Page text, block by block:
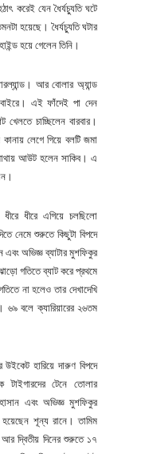
করেই যেন ধৈর্যচ্যুতি ঘটে
হয়েছে। ধৈর্যচ্যুতি ঘটার
হয়ে গেলেন তিনি।
আর বোলার অ্যান্ড
এই ফাঁদেই পা দেন
চাচ্ছিলেন বারবার।
লেগে গিয়ে বলটি জমা
আউট হলেন সাকিব। এ
ধীরে এগিয়ে চলছিলো
নেমে শুরুতে কিছুটা বিপদে
অভিজ্ঞ ব্যাটার মুশফিকুর
গতিতে ব্যাট করে প্রথমে
না হলেও তার দেখাদেখি
৬৯ বলে ক্যারিয়ারের ২৬তম
হারিয়ে দারুণ বিপদে
টেনে তোলার
এবং অভিজ্ঞ মুশফিকুর
শূন্য রানে। তামিম
দ্বিতীয় দিনের শুরুতে ১৭